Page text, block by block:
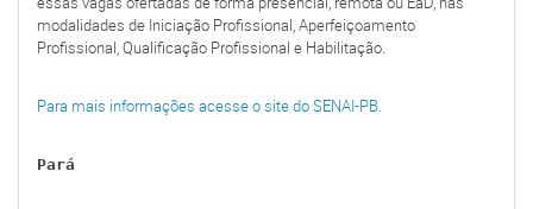
modalidades de Iniciação Profissional, Aperfeiçoamento
Profissional, Qualificação Profissional e Habilitação.
Para mais informações acesse o site do SENAI-PB.
Pará